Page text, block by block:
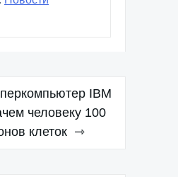
Новости
IBM
человеку 100
клеток